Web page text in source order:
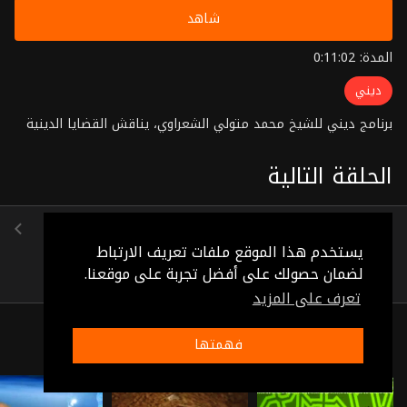
يستخدم هذا الموقع ملفات تعريف الارتباط
لضمان حصولك على أفضل تجربة على موقعنا.
تعرف على المزيد
فهمتها
شاهد
المدة: 0:11:02
ديني
برنامج ديني للشيخ محمد متولي الشعراوي، يناقش القضايا الدينية
الحلقة التالية
(0:11:12)